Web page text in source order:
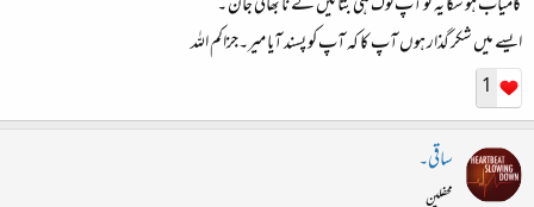
ایسے میں شکر گذار ہوں آپ کا کہ آپ کو پسند آیا میر۔جزاکم اللہ
1
ساقی۔
محفلین